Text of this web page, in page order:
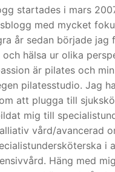
startades i mars
med mycket
år sedan började jag
hälsa ur olika
är pilates och
pilatesstudio. Jag
att plugga till
mig till
vård/avancerad
i
Häng med